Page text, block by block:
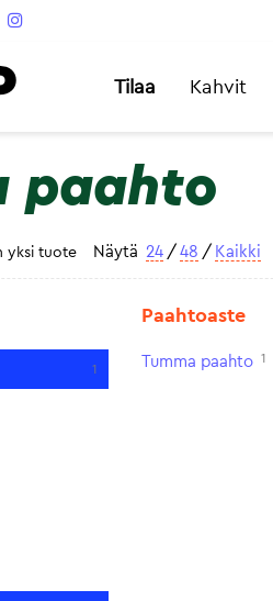
Tilaa Kahvit
paahto
yksi tuote Näytä 24 / 48 / Kaikki
1
Paahtoaste
Tumma paahto 1